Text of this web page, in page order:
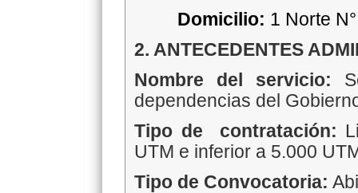
Domicilio: 1 Norte
2. ANTECEDENTES
Nombre del servicio:
dependencias del
Tipo de contratación:
UTM e inferior a 5.000
Tipo de Convocatoria: